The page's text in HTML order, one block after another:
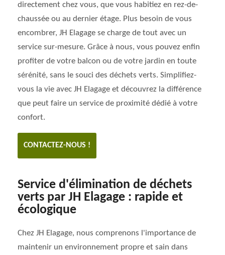
directement chez vous, que vous habitiez en rez-de-
chaussée ou au dernier étage. Plus besoin de vous
encombrer, JH Elagage se charge de tout avec un
service sur-mesure. Grâce à nous, vous pouvez enfin
profiter de votre balcon ou de votre jardin en toute
sérénité, sans le souci des déchets verts. Simplifiez-
vous la vie avec JH Elagage et découvrez la différence
que peut faire un service de proximité dédié à votre
confort.
CONTACTEZ-NOUS !
Service d'élimination de déchets
verts par JH Elagage : rapide et
écologique
Chez JH Elagage, nous comprenons l'importance de
maintenir un environnement propre et sain dans